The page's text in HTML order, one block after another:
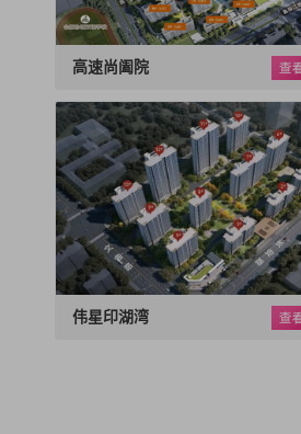
高速尚阖院
30 套
施工
65 套
案例
伟星印湖湾